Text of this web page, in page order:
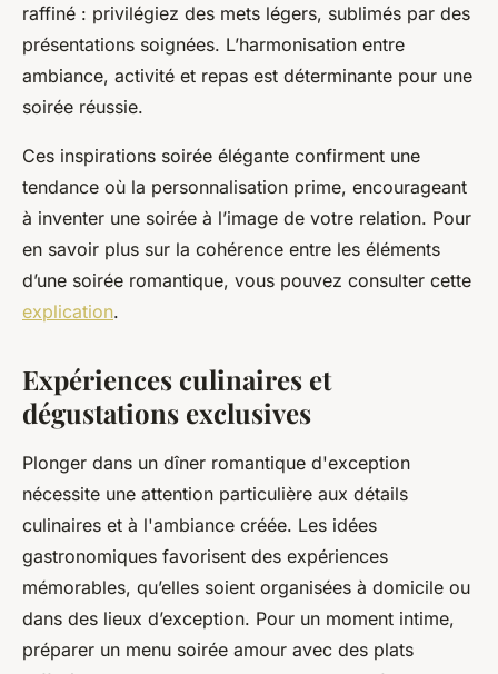
raffiné : privilégiez des mets légers, sublimés par des
présentations soignées. L’harmonisation entre
ambiance, activité et repas est déterminante pour une
soirée réussie.
Ces inspirations soirée élégante confirment une
tendance où la personnalisation prime, encourageant
à inventer une soirée à l’image de votre relation. Pour
en savoir plus sur la cohérence entre les éléments
d’une soirée romantique, vous pouvez consulter cette
explication.
Expériences culinaires et
dégustations exclusives
Plonger dans un dîner romantique d'exception
nécessite une attention particulière aux détails
culinaires et à l'ambiance créée. Les idées
gastronomiques favorisent des expériences
mémorables, qu’elles soient organisées à domicile ou
dans des lieux d’exception. Pour un moment intime,
préparer un menu soirée amour avec des plats